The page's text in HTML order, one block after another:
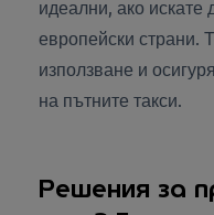
идеални, ако
европейски страни.
използване и
на пътните такси.
Решения за